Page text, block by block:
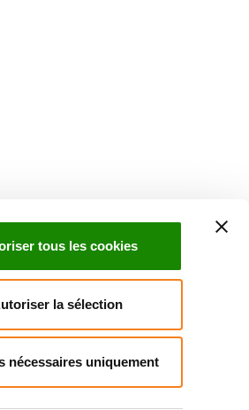
tous les cookies
la sélection
nécessaires uniquement
vous à la newsletter
Droits du patient